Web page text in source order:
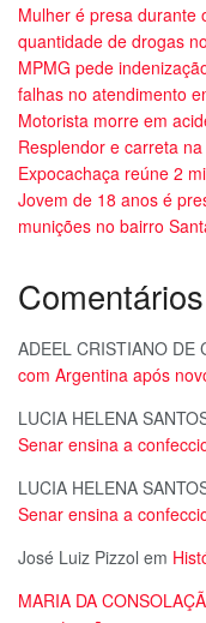
Mulher é presa durante
quantidade de drogas
MPMG pede
falhas no atendimento
Motorista morre em
Resplendor e carreta
Expocachaça reúne 2
Jovem de 18 anos é
munições no bairro
Comentários
ADEEL CRISTIANO DE
com Argentina após
LUCIA HELENA
Senar ensina a
LUCIA HELENA
Senar ensina a
José Luiz Pizzol em
MARIA DA